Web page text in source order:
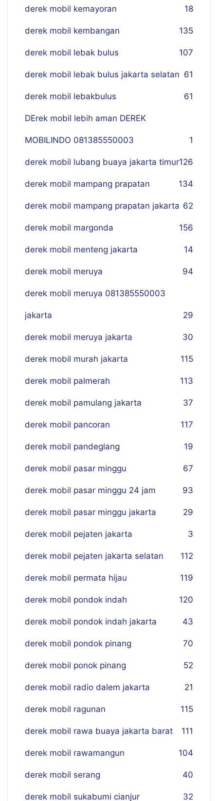
derek mobil kemayoran 18
derek mobil kembangan 135
derek mobil lebak bulus 107
derek mobil lebak bulus jakarta selatan 61
derek mobil lebakbulus 61
DErek mobil lebih aman DEREK
MOBILINDO 081385550003 1
derek mobil lubang buaya jakarta timur126
derek mobil mampang prapatan 134
derek mobil mampang prapatan jakarta 62
derek mobil margonda 156
derek mobil menteng jakarta 14
derek mobil meruya 94
derek mobil meruya 081385550003
jakarta 29
derek mobil meruya jakarta 30
derek mobil murah jakarta 115
derek mobil palmerah 113
derek mobil pamulang jakarta 37
derek mobil pancoran 117
derek mobil pandeglang 19
derek mobil pasar minggu 67
derek mobil pasar minggu 24 jam 93
derek mobil pasar minggu jakarta 29
derek mobil pejaten jakarta 3
derek mobil pejaten jakarta selatan 112
derek mobil permata hijau 119
derek mobil pondok indah 120
derek mobil pondok indah jakarta 43
derek mobil pondok pinang 70
derek mobil ponok pinang 52
derek mobil radio dalem jakarta 21
derek mobil ragunan 115
derek mobil rawa buaya jakarta barat 111
derek mobil rawamangun 104
derek mobil serang 40
derek mobil sukabumi cianjur 32